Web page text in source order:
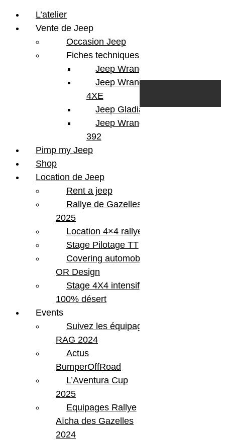
L’atelier
Vente de Jeep
Occasion Jeep
Fiches techniques
Jeep Wrangler JL
Jeep Wrangler
4XE
Jeep Gladiator
Jeep Wrangler V8
392
Pimp my Jeep
Shop
Location de Jeep
Rent a jeep
Rallye de Gazelles
2025
Location 4×4 rallye
Stage Pilotage TT
Covering automobile –
OR Design
Stage 4X4 intensif
100% désert
Events
Suivez les équipages
RAG 2024
Actus
BumperOffRoad
L’Aventura Cup
2025
Equipages Rallye
Aïcha des Gazelles
2024